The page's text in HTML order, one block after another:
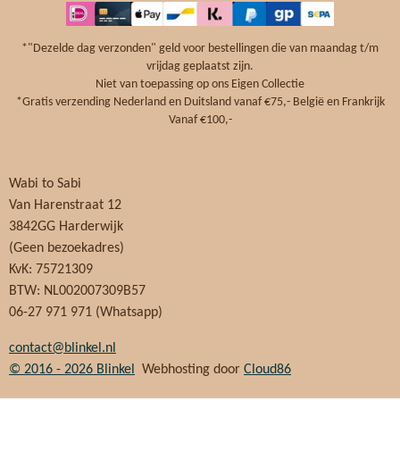
b
o
e
r
e
t
a
g
s
A
*"Dezelde dag verzonden" geld voor bestellingen die van maandag t/m
vrijdag geplaatst zijn.
Niet van toepassing op ons Eigen Collectie
*Gratis verzending Nederland en Duitsland vanaf €75,- België en Frankrijk
Vanaf €100,-
Wabi to Sabi
Van Harenstraat 12
3842GG Harderwijk
(Geen bezoekadres)
KvK: 75721309
BTW: NL002007309B57
06-27 971 971 (Whatsapp)
contact@blinkel.nl
© 2016 - 2026 Blinkel Webhosting door Cloud86